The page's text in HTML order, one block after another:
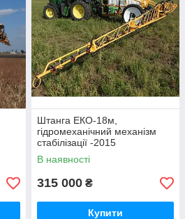
Штанга ЕКО-18м,
гідромеханічний механізм
стабілізації -2015
В наявності
315 000 ₴
Купити